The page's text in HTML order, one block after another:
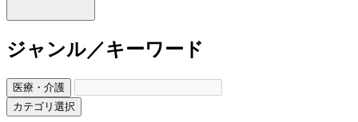
ジャンル／キーワード
医療・介護
カテゴリ選択